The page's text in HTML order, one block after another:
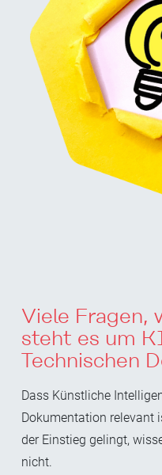
Viele Fragen,
steht es um
Technischen
Dass Künstliche
Dokumentation relevant
der Einstieg gelingt,
nicht.